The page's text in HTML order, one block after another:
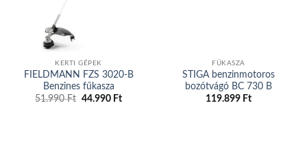
KERTI GÉPEK
FIELDMANN FZS 3020-B
Benzines fűkasza
51.990Ft Original
44.990 FtCurrent
FŰKASZA
STIGA benzinmotoros
bozótvágó BC 730 B
119.899 Ft